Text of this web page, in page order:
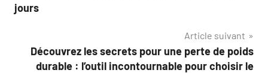
jours
Article suivant
Découvrez les secrets pour une perte de poids
durable : l’outil incontournable pour choisir le